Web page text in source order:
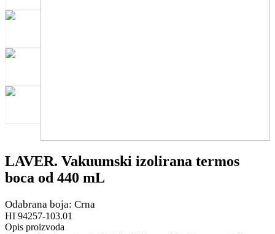
LAVER. Vakuumski izolirana termos
boca od 440 mL
Odabrana boja: Crna
HI 94257-103.01
Opis proizvoda